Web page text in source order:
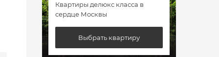
Квартиры делюкс класса в
сердце Москвы
Выбрать квартиру